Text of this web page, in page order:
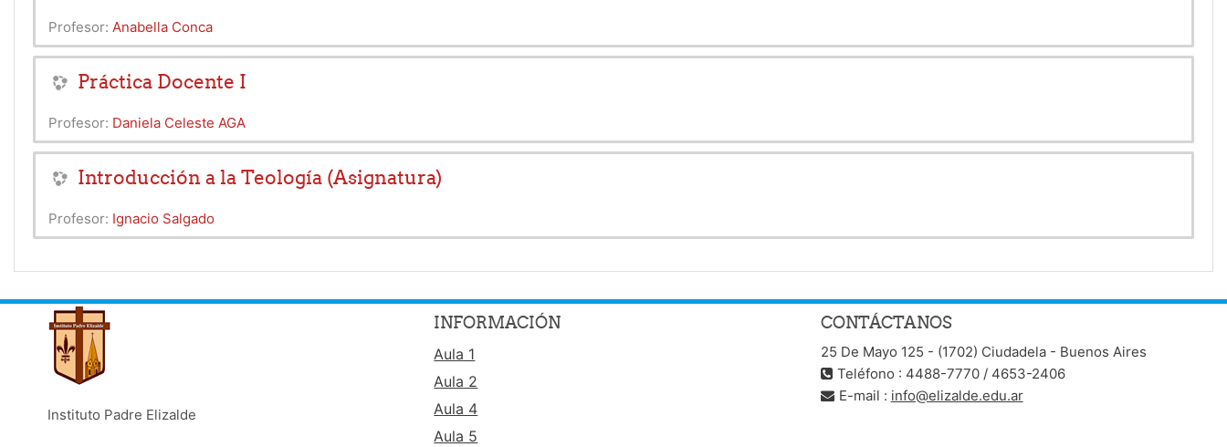
Profesor: Anabella Conca
Práctica Docente I
Profesor: Daniela Celeste AGA
Introducción a la Teología (Asignatura)
Profesor: Ignacio Salgado
Instituto Padre Elizalde
INFORMACIÓN
Aula 1
Aula 2
Aula 4
Aula 5
CONTÁCTANOS
25 De Mayo 125 - (1702) Ciudadela - Buenos Aires
Teléfono : 4488-7770 / 4653-2406
E-mail : info@elizalde.edu.ar